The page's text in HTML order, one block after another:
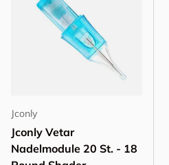
Jconly
Jconly Vetar
Nadelmodule 20 St. - 18